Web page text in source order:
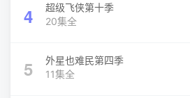
4
超级飞侠第十季
20集全
5
外星也难民第四季
11集全